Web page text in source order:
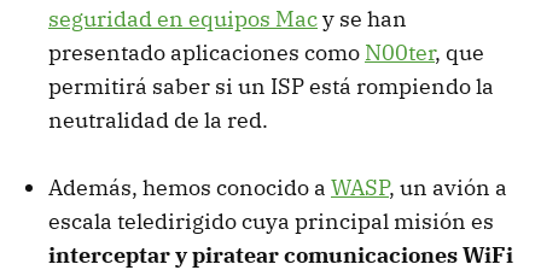
seguridad en equipos Macy se han
presentado aplicaciones como N00ter, que
permitirá saber si un ISP está rompiendo la
neutralidad de la red.
Además, hemos conocido a WASP, un avión a
escala teledirigido cuya principal misión es
interceptar y piratear comunicaciones WiFi